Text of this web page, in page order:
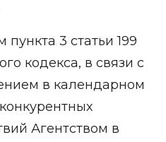
пункта 3 статьи 199
кодекса, в связи с
в календарном
Агентством в